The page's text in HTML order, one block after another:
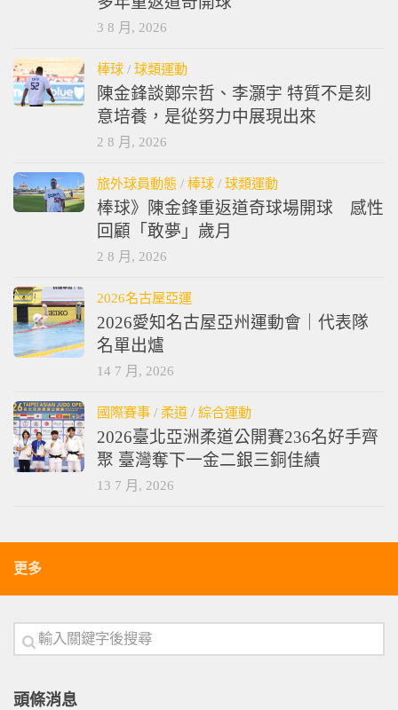
3 8 月, 2026
棒球 / 球類運動
陳金鋒談鄭宗哲、李灝宇 特質不是刻
意培養，是從努力中展現出來
2 8 月, 2026
旅外球員動態 / 棒球 / 球類運動
棒球》陳金鋒重返道奇球場開球 感性
回顧「敢夢」歲月
2 8 月, 2026
2026名古屋亞運
2026愛知名古屋亞州運動會｜代表隊
名單出爐
14 7 月, 2026
國際賽事 / 柔道 / 綜合運動
2026臺北亞洲柔道公開賽236名好手齊
聚 臺灣奪下一金二銀三銅佳績
13 7 月, 2026
更多
頭條消息